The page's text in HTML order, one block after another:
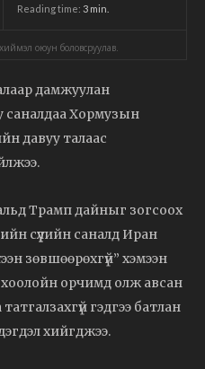
Reading time: 3 min.
оюун боловсруулав.
дамжуулан
саналдаа Хормузын
давуу талаас
Трамп дайныг зогсоох
сүүлийн саналд Иран
зөвшөөрөхгүй” хэмээн
орчимд олж авсан
гэдгээ батлан
хийгджээ.